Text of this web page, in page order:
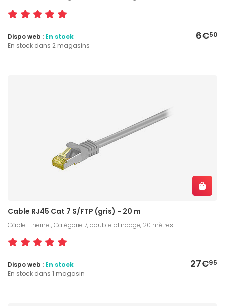
6€50
Dispo web : En stock
En stock dans 2 magasins
Cable RJ45 Cat 7 S/FTP (gris) - 20 m
Câble Ethernet, Catégorie 7, double blindage, 20 mètres
27€95
Dispo web : En stock
En stock dans 1 magasin